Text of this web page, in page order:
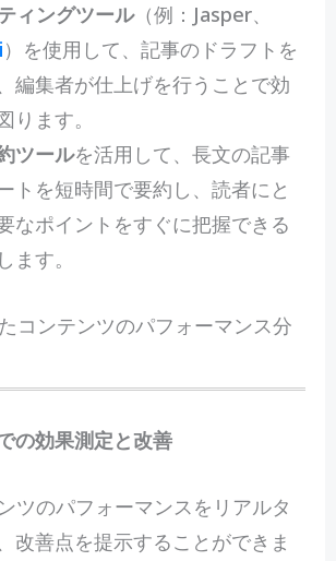
ィングツール（例：Jasper、
）を使用して、記事のドラフトを
編集者が仕上げを行うことで効
ります。
ツールを活用して、長文の記事
トを短時間で要約し、読者にと
なポイントをすぐに把握できる
ます。
コンテンツのパフォーマンス分
の効果測定と改善
ツのパフォーマンスをリアルタ
改善点を提示することができま